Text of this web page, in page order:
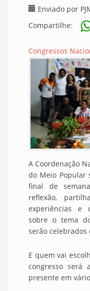
Enviado por
Compartilhe:
Congressos
A Coordenação
do Meio Popular
final de
reflexão,
experiências e
sobre o tema
serão celebrados
E quem vai
congresso será
presente em